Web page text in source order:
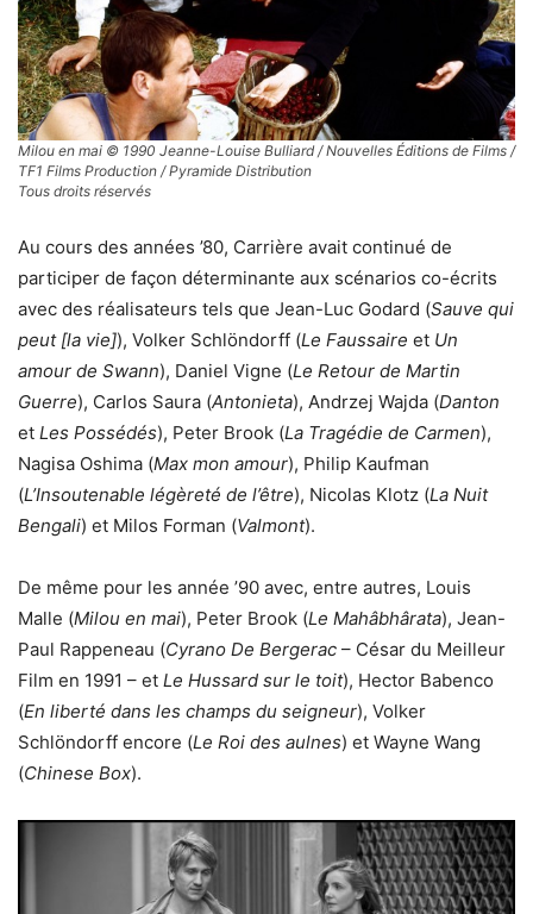
Milou en mai © 1990 Jeanne-Louise Bulliard / Nouvelles Éditions de Films /
TF1 Films Production / Pyramide Distribution
Tous droits réservés
Au cours des années ’80, Carrière avait continué de
participer de façon déterminante aux scénarios co-écrits
avec des réalisateurs tels que Jean-Luc Godard (Sauve qui
peut [la vie]), Volker Schlöndorff (Le Faussaire et Un
amour de Swann), Daniel Vigne (Le Retour de Martin
Guerre), Carlos Saura (Antonieta), Andrzej Wajda (Danton
et Les Possédés), Peter Brook (La Tragédie de Carmen),
Nagisa Oshima (Max mon amour), Philip Kaufman
(L’Insoutenable légèreté de l’être), Nicolas Klotz (La Nuit
Bengali) et Milos Forman (Valmont).
De même pour les année ’90 avec, entre autres, Louis
Malle (Milou en mai), Peter Brook (Le Mahâbhârata), Jean-
Paul Rappeneau (Cyrano De Bergerac – César du Meilleur
Film en 1991 – et Le Hussard sur le toit), Hector Babenco
(En liberté dans les champs du seigneur), Volker
Schlöndorff encore (Le Roi des aulnes) et Wayne Wang
(Chinese Box).